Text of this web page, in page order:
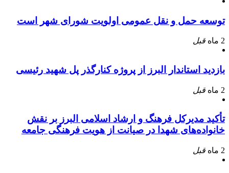
توسعه حمل و نقل عمومی اولویت شورای شهر است
2 ماه قبل
بازدید استاندار البرز از پروژه کنارگذر پل شهید رئیسی
2 ماه قبل
تأکید مدیرکل فرهنگ و ارشاد اسلامی البرز بر نقش
خانواده‌های شهدا در صیانت از هویت فرهنگی جامعه
2 ماه قبل